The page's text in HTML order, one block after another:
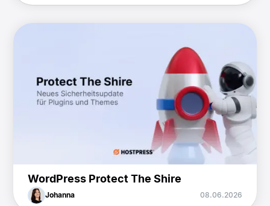
WordPress Protect The Shire
Johanna 08.06.2026